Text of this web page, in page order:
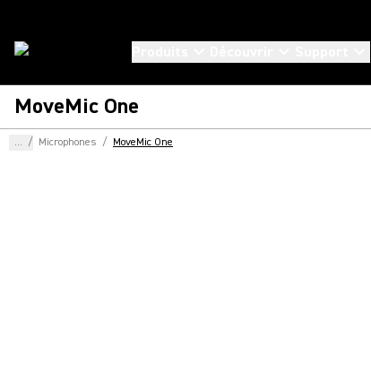
MoveMic One
... / Microphones / MoveMic One